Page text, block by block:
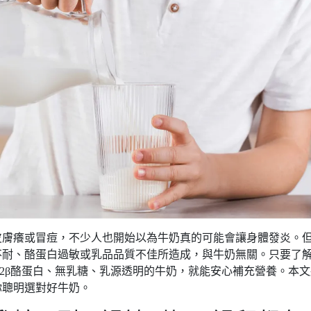
癢或冒痘，不少人也開始以為牛奶真的可能會讓身體發炎。
、酪蛋白過敏或乳品品質不佳所造成，與牛奶無關。只要了
酪蛋白、無乳糖、乳源透明的牛奶，就能安心補充營養。本
明選對好牛奶。